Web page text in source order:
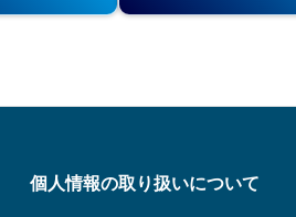
個人情報の取り扱いについて